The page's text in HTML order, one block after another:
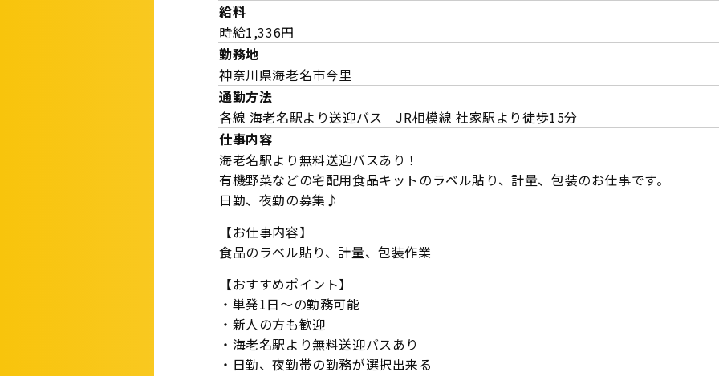
給料
時給1,336円
勤務地
神奈川県海老名市今里
通勤方法
各線 海老名駅より送迎バス JR相模線 社家駅より徒歩15分
仕事内容
海老名駅より無料送迎バスあり！
有機野菜などの宅配用食品キットのラベル貼り、計量、包装のお仕事です。
日勤、夜勤の募集♪
【お仕事内容】
食品のラベル貼り、計量、包装作業
【おすすめポイント】
・単発1日～の勤務可能
・新人の方も歓迎
・海老名駅より無料送迎バスあり
・日勤、夜勤帯の勤務が選択出来る